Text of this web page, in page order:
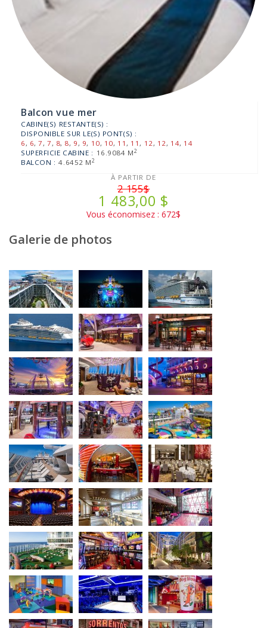
Balcon vue mer
CABINE(S) RESTANTE(S) :
DISPONIBLE SUR LE(S) PONT(S) :
6, 6,7,7, 8, 8, 9, 9, 10, 10, 11, 11, 12, 12, 14, 14
SUPERFICIE CABINE : 16.9084 M2
BALCON : 4.6452 M2
À PARTIR DE
2 155$
1 483,00 $
Vous économisez : 672$
Galerie de photos